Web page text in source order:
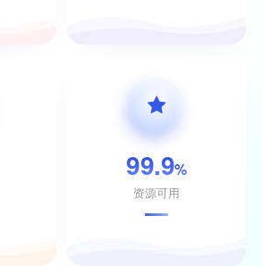
99.9%
资源可用